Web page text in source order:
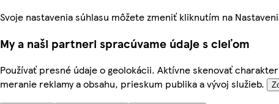
Svoje nastavenia súhlasu môžete zmeniť kliknutím na
My a naši partneri spracúvame údaje s cieľom
Používať presné údaje o geolokácii. Aktívne skenovať
meranie reklamy a obsahu, prieskum publika a vývoj služieb.